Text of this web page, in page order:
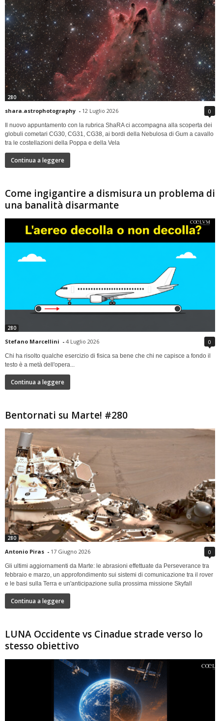
280
shara.astrophotography - 12 Luglio 2026 0
Il nuovo appuntamento con la rubrica ShaRA ci accompagna alla scoperta dei
globuli cometari CG30, CG31, CG38, ai bordi della Nebulosa di Gum a cavallo
tra le costellazioni della Poppa e della Vela
Continua a leggere
Come ingigantire a dismisura un problema di
una banalità disarmante
280
Stefano Marcellini - 4 Luglio 2026 0
Chi ha risolto qualche esercizio di fisica sa bene che chi ne capisce a fondo il
testo è a metà dell'opera...
Continua a leggere
Bentornati su Marte! #280
280
Antonio Piras - 17 Giugno 2026 0
Gli ultimi aggiornamenti da Marte: le abrasioni effettuate da Perseverance tra
febbraio e marzo, un approfondimento sui sistemi di comunicazione tra il rover
e le basi sulla Terra e un'anticipazione sulla prossima missione Skyfall
Continua a leggere
LUNA Occidente vs Cinadue strade verso lo
stesso obiettivo